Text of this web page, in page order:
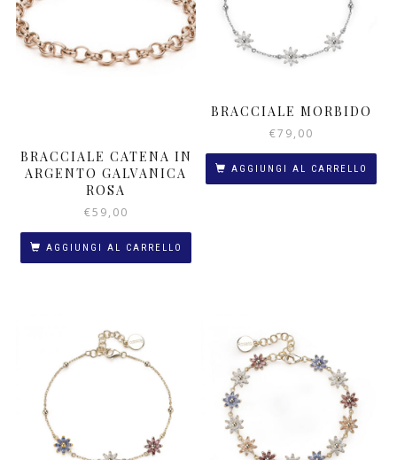
BRACCIALE CATENA IN
ARGENTO GALVANICA
ROSA
€59,00
AGGIUNGI AL CARRELLO
BRACCIALE MORBIDO
€79,00
AGGIUNGI AL CARRELLO